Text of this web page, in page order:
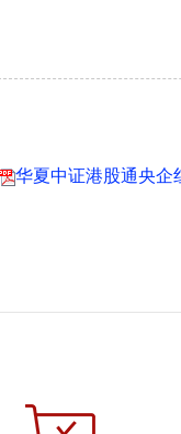
华夏中证港股通央企